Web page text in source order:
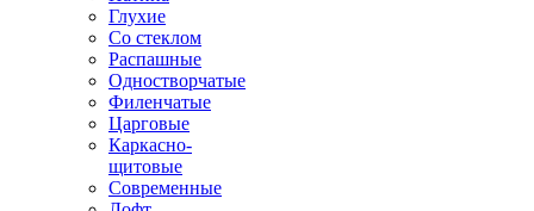
Глухие
Со стеклом
Распашные
Одностворчатые
Филенчатые
Царговые
Каркасно-
щитовые
Современные